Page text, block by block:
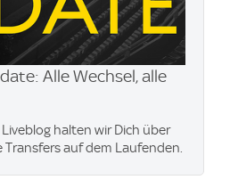
Alle Wechsel, alle
halten wir Dich über
Transfers auf dem Laufenden.